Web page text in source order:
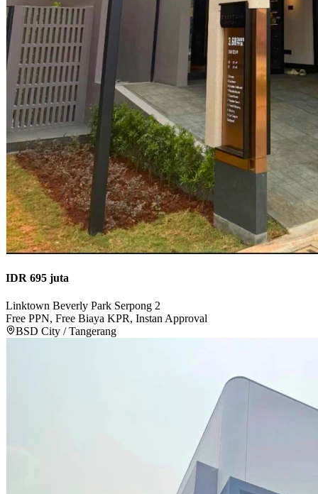
IDR 695 juta
Linktown Beverly Park Serpong 2
Free PPN, Free Biaya KPR, Instan Approval
BSD City / Tangerang